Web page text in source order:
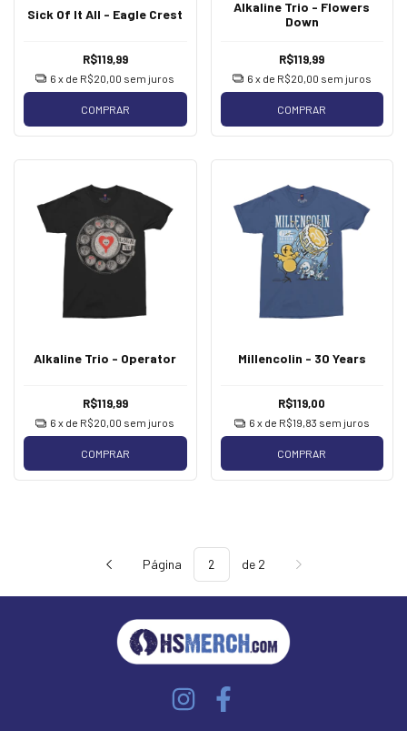
Sick Of It All - Eagle Crest
R$119,99
6 x de R$20,00 sem juros
COMPRAR
Alkaline Trio - Flowers
Down
R$119,99
6 x de R$20,00 sem juros
COMPRAR
Alkaline Trio - Operator
R$119,99
6 x de R$20,00 sem juros
COMPRAR
Millencolin - 30 Years
R$119,00
6 x de R$19,83 sem juros
COMPRAR
Página de 2